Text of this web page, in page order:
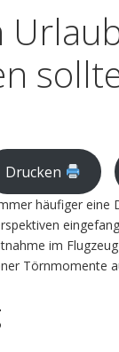
Drucken
häufiger
im
Törnmomente